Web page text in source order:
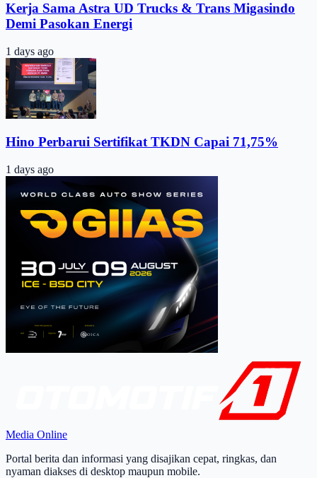
Kerja Sama Astra UD Trucks & Trans Migasindo
Demi Pasokan Energi
1 days ago
Hino Perbarui Sertifikat TKDN Capai 71,75%
1 days ago
Media Online
Portal berita dan informasi yang disajikan cepat, ringkas, dan
nyaman diakses di desktop maupun mobile.